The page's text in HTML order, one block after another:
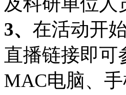
3、 在活动开
直播链接即可
MAC电脑、手